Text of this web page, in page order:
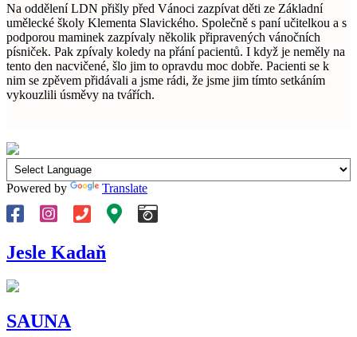
Na oddělení LDN přišly před Vánoci zazpívat děti ze Základní
umělecké školy Klementa Slavického. Společně s paní učitelkou a s
podporou maminek zazpívaly několik připravených vánočních
písniček. Pak zpívaly koledy na přání pacientů. I když je neměly na
tento den nacvičené, šlo jim to opravdu moc dobře. Pacienti se k
nim se zpěvem přidávali a jsme rádi, že jsme jim tímto setkáním
vykouzlili úsměvy na tvářích.
Powered by Translate
Jesle Kadaň
SAUNA